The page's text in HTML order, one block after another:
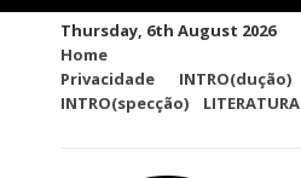
Thursday, 6th August 2026
Home
Privacidade
INTRO(dução)
INTRO(specção)
LITERATURA